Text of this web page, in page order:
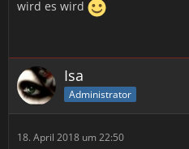
wird es wird
Isa
Administrator
18. April 2018 um 22:50